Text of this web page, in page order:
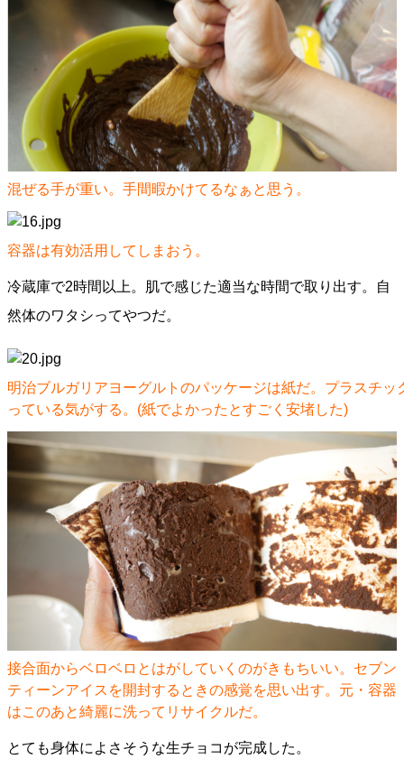
混ぜる手が重い。手間暇かけてるなぁと思う。
容器は有効活用してしまおう。
冷蔵庫で2時間以上。肌で感じた適当な時間で取り出す。自
然体のワタシってやつだ。
明治ブルガリアヨーグルトのパッケージは紙だ。プラスチッ
っている気がする。(紙でよかったとすごく安堵した)
接合面からベロベロとはがしていくのがきもちいい。セブン
ティーンアイスを開封するときの感覚を思い出す。元・容器
はこのあと綺麗に洗ってリサイクルだ。
とても身体によさそうな生チョコが完成した。